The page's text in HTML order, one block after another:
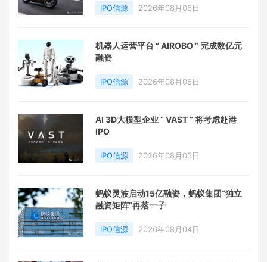
IPO信源 2026年08月06日
机器人运营平台 “ AIROBO ” 完成数亿元
融资
IPO信源 2026年08月05日
AI 3D大模型企业 “ VAST ” 将考虑赴港
IPO
IPO信源 2026年08月05日
蚂蚁灵波启动15亿融资，蚂蚁集团“独立
融资矩阵”再落一子
IPO信源 2026年08月04日